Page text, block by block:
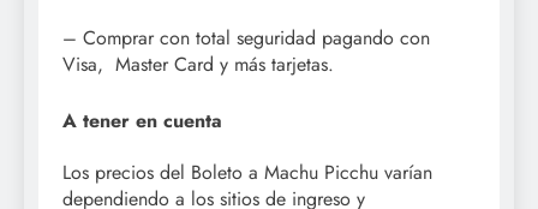
– Comprar con total seguridad pagando con
Visa, Master Card y más tarjetas.
A tener en cuenta
Los precios del Boleto a Machu Picchu varían
dependiendo a los sitios de ingreso y